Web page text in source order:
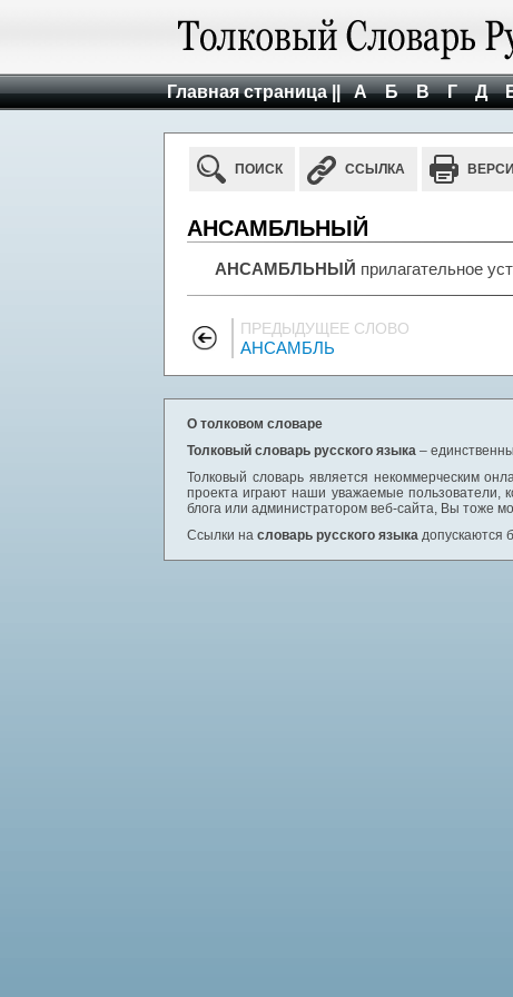
Главная страница || А Б В Г Д
ПОИСК ССЫЛКА
АНСАМБЛЬНЫЙ
АНСАМБЛЬНЫЙ прилагательное
ПРЕДЫДУЩЕЕ СЛОВО
АНСАМБЛЬ
О толковом словаре
Толковый словарь русского языка –
Толковый словарь является некоммерческим
проекта играют наши уважаемые пользователи,
блога или администратором веб-сайта, Вы тоже
Ссылки на словарь русского языка допускаются